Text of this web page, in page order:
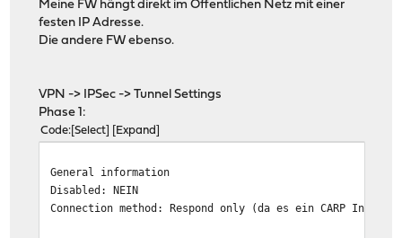
Meine FW hängt direkt im Öffentlichen Netz mit einer
festen IP Adresse.
Die andere FW ebenso.
VPN -> IPSec -> Tunnel Settings
Phase 1:
Code Select Expand
General information
Disabled: NEIN
Connection method: Respond only (da es ein CARP